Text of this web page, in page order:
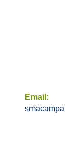
Email: